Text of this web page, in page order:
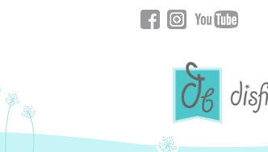
Facebook
Instagram
YouTube